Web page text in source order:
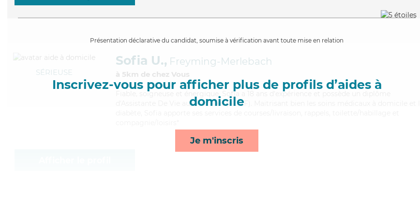
Présentation déclarative du candidat, soumise à vérification avant toute mise en relation
Inscrivez-vous pour afficher plus de profils d’aides à
domicile
Je m'inscris
SÉRIEUSE
Sofia U., Freyming-Merlebach
à 5km de chez Vous
, soigneuse et énergique, Sofia a 18 ans d'expérience et possède un diplôme
d'Assistante De Vie aux Familles (ADVF). Maitrisant bien les soins médicaux à domicile et le